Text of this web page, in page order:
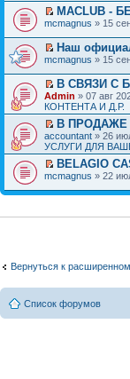
MACLUB -
mcmagnus » 15
Наш
mcmagnus » 15
В СВЯЗИ С
Admin » 07 авг
КОНТЕНТА И Д.Р.
В ПРОДАЖЕ
accountant » 26
УСЛУГИ ДЛЯ
BELAGIO
mcmagnus » 22
Вернуться к
Список форумов